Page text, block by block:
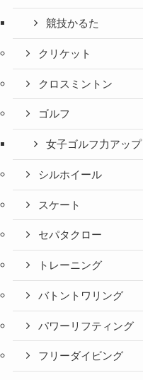
競技かるた
クリケット
クロスミントン
ゴルフ
女子ゴルフ力アップ
シルホイール
スケート
セパタクロー
トレーニング
バトントワリング
パワーリフティング
フリーダイビング